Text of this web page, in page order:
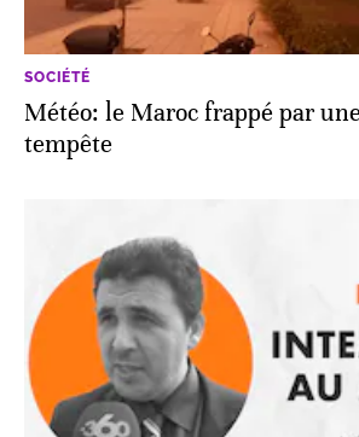
SOCIÉTÉ
Météo: le Maroc frappé par
tempête